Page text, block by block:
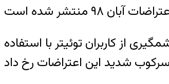
شده است
کشته‌شدگان اعتراضات آبان ۹۸، شمار چشمگیری از کاربران توئیتر با استفاده